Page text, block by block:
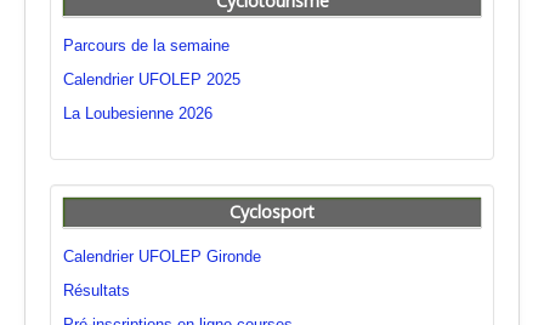
Parcours de la semaine
Calendrier UFOLEP 2025
La Loubesienne 2026
Cyclosport
Calendrier UFOLEP Gironde
Résultats